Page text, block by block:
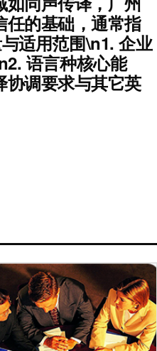
任的基础，通常指
适用范围\n1.企业
语言种核心能
协调要求与其它英